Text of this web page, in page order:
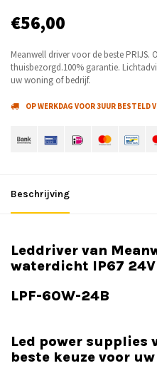
€56,00
Meanwell driver voor de beste PRIJS.
thuisbezorgd.100% garantie.
uw woning of bedrijf.
OP WERKDAG VOOR 3UUR BESTELD
Beschrijving
Leddriver van
waterdicht IP67 24V
LPF-60W-24B
Led power supplies
beste keuze voor